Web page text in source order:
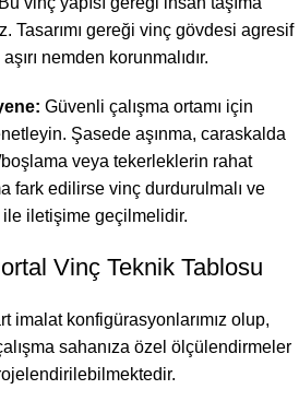
Tasarımı gereği vinç gövdesi agresif
nemden korunmalıdır.
Güvenli çalışma ortamı için
Şasede aşınma, caraskalda
veya tekerleklerin rahat
fark edilirse vinç durdurulmalı ve
ile iletişime geçilmelidir.
Vinç Teknik Tablosu
imalat konfigürasyonlarımız olup,
sahanıza özel ölçülendirmeler